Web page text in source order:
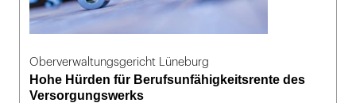
Oberverwaltungsgericht Lüneburg
Hohe Hürden für Berufsunfähigkeitsrente des
Versorgungswerks